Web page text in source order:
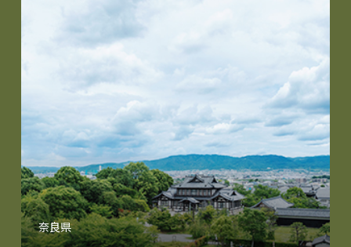
奈良県